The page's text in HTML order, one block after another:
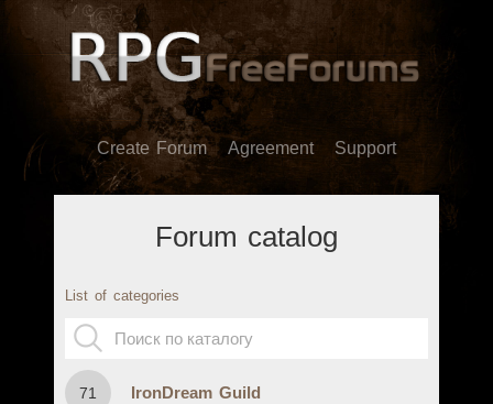
Create Forum Agreement Support
Forum catalog
List of categories
71 IronDream Guild